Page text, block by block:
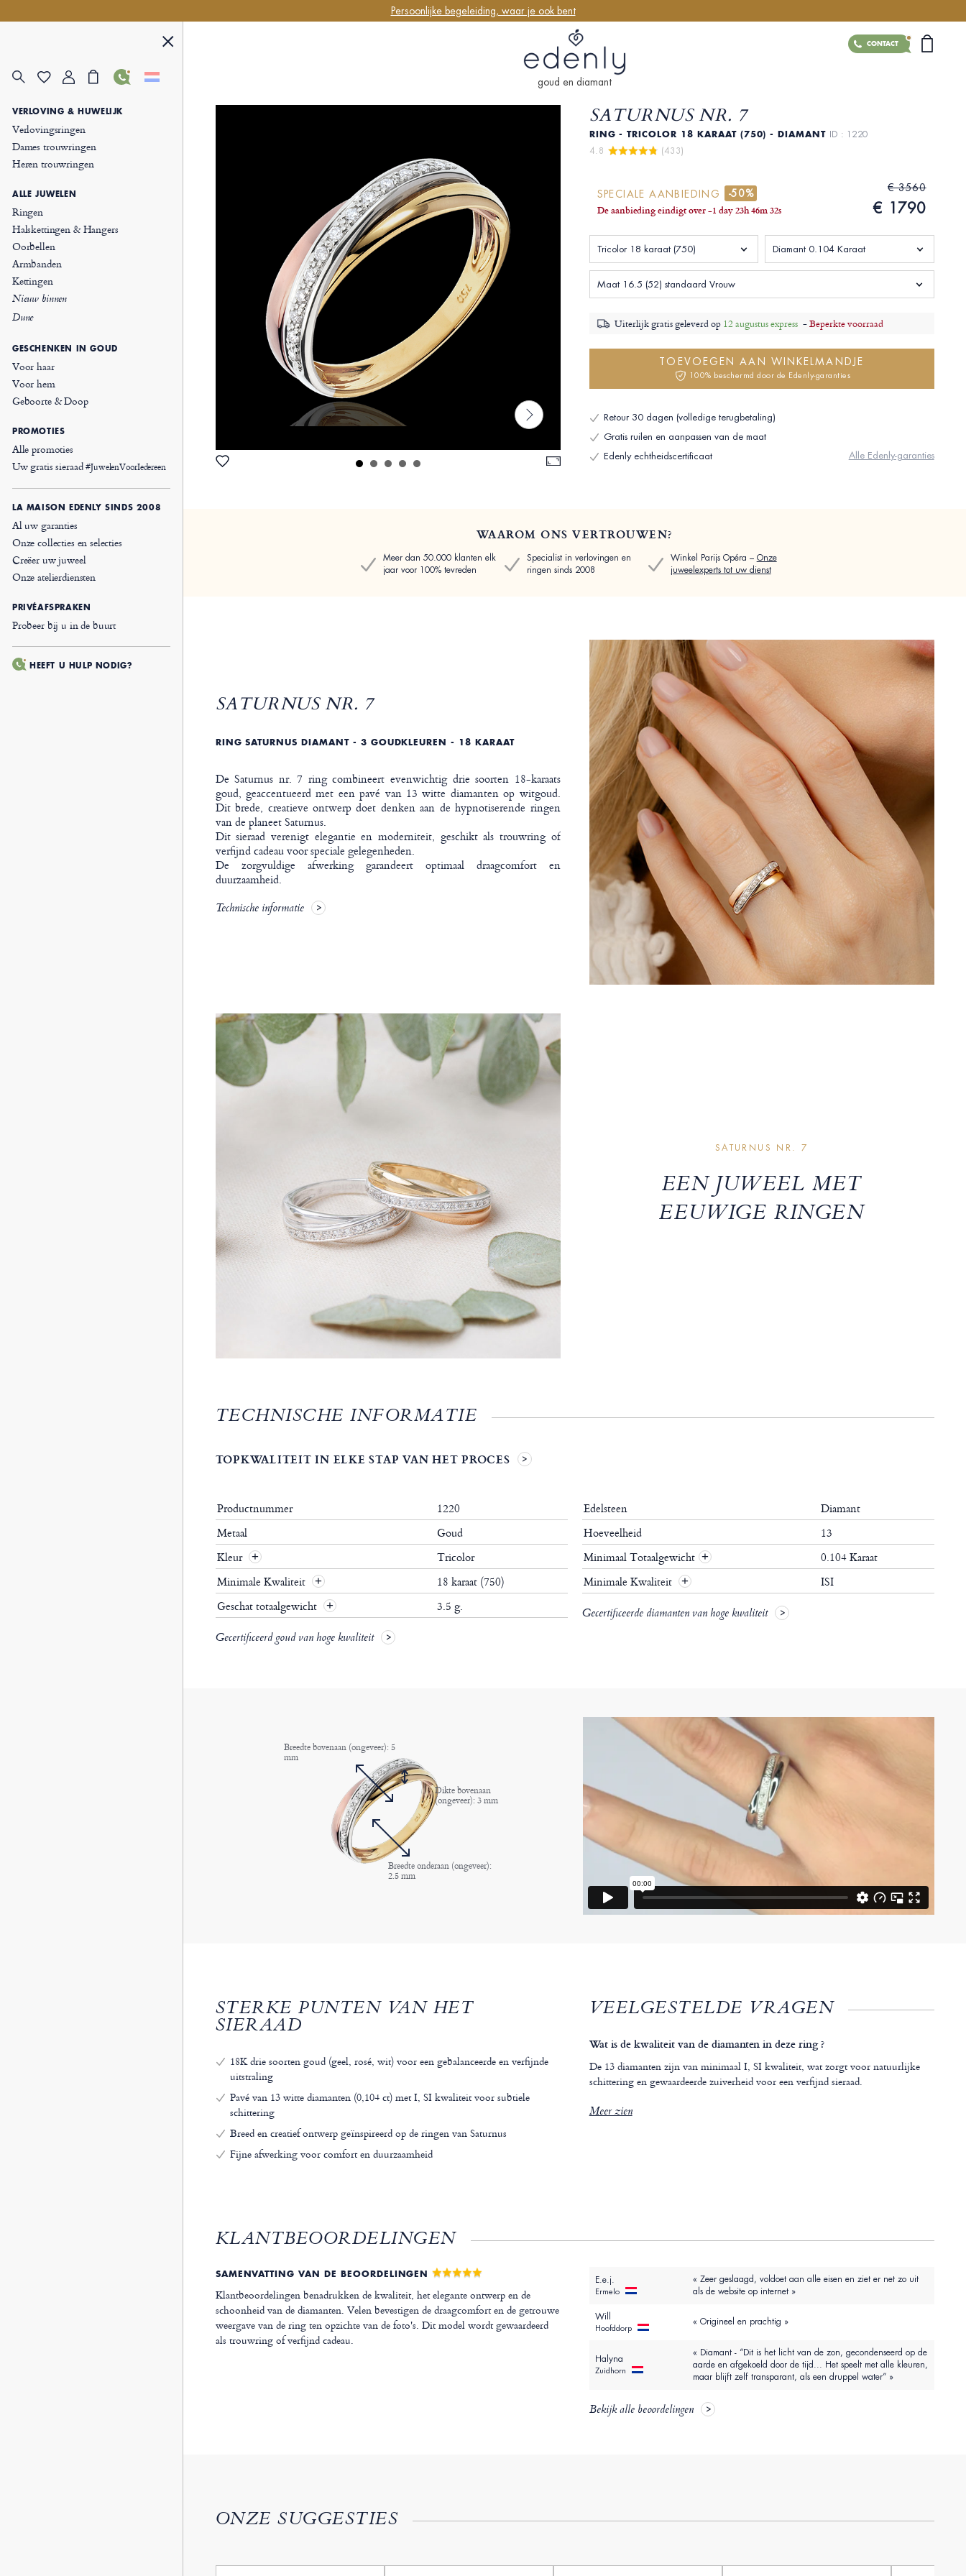
VERLOVING & HUWELIJK
Verlovingsringen
Dames trouwringen
Heren trouwringen
ALLE JUWELEN
Ringen
Halskettingen & Hangers
Oorbellen
Armbanden
Kettingen
Nieuw binnen
Dune
GESCHENKEN IN GOUD
Voor haar
Voor hem
Geboorte & Doop
PROMOTIES
Alle promoties
Uw gratis sieraad#JuwelenVoorIedereen
LA MAISON EDENLY SINDS 2008
Al uw garanties
Onze collecties en selecties
Creëer uw juweel
Onze atelierdiensten
PRIVÉAFSPRAKEN
Probeer bij u in de buurt
HEEFT U HULP NODIG?
Persoonlijke begeleiding, waar je ook bent
CONTACT
goud en diamant
SATURNUS NR. 7
RING - TRICOLOR 18 KARAAT (750) - DIAMANT ID : 1220
4.8
(433)
SPECIALE AANBIEDING
-50%
De aanbieding eindigt over-1 day23h46m31s
€ 3560
€ 1790
Tricolor 18 karaat (750) Diamant 0.104 Karaat
Maat 16.5 (52) standaard Vrouw
Uiterlijk gratis geleverd op 12 augustus express -Beperkte voorraad
TOEVOEGEN AAN WINKELMANDJE
100% beschermd door de Edenly-garanties
Retour 30 dagen (volledige terugbetaling)
Gratis ruilen en aanpassen van de maat
Edenly echtheidscertificaat
Alle Edenly-garanties
WAAROM ONS VERTROUWEN?
Meer dan 50.000 klanten elk
jaar voor 100% tevreden
Specialist in verlovingen en
ringen sinds 2008
Winkel Parijs Opéra – Onze
juweelexperts tot uw dienst
SATURNUS NR. 7
RING SATURNUS DIAMANT - 3 GOUDKLEUREN - 18 KARAAT
De Saturnus nr. 7 ring combineert evenwichtig drie soorten 18-karaats
goud, geaccentueerd met een pavé van 13 witte diamanten op witgoud.
Dit brede, creatieve ontwerp doet denken aan de hypnotiserende ringen
van de planeet Saturnus.
Dit sieraad verenigt elegantie en moderniteit, geschikt als trouwring of
verfijnd cadeau voor speciale gelegenheden.
De zorgvuldige afwerking garandeert optimaal draagcomfort en
duurzaamheid.
Technische informatie
SATURNUS NR. 7
EEN JUWEEL MET
EEUWIGE RINGEN
TECHNISCHE INFORMATIE
TOPKWALITEIT IN ELKE STAP VAN HET PROCES
Productnummer
1220
Metaal
Goud
Kleur
Tricolor
Minimale Kwaliteit
18 karaat (750)
Geschat totaalgewicht
3.5 g.
Gecertificeerd goud van hoge kwaliteit
Edelsteen
Diamant
Hoeveelheid
13
Minimaal Totaalgewicht +
0.104 Karaat
Minimale Kwaliteit
+ ISI
Gecertificeerde diamanten van hoge kwaliteit
Breedte bovenaan (ongeveer): 5
mm
Dikte bovenaan
(ongeveer): 3 mm
Breedte onderaan (ongeveer):
2.5 mm
STERKE PUNTEN VAN HET
SIERAAD
18K drie soorten goud (geel, rosé, wit) voor een gebalanceerde en verfijnde
uitstraling
Pavé van 13 witte diamanten (0,104 ct) met I, SI kwaliteit voor subtiele
schittering
Breed en creatief ontwerp geïnspireerd op de ringen van Saturnus
Fijne afwerking voor comfort en duurzaamheid
VEELGESTELDE VRAGEN
Wat is de kwaliteit van de diamanten in deze ring ?
De 13 diamanten zijn van minimaal I, SI kwaliteit, wat zorgt voor natuurlijke
schittering en gewaardeerde zuiverheid voor een verfijnd sieraad.
Meer zien
KLANTBEOORDELINGEN
SAMENVATTING VAN DE BEOORDELINGEN
Klantbeoordelingen benadrukken de kwaliteit, het elegante ontwerp en de
schoonheid van de diamanten. Velen bevestigen de draagcomfort en de getrouwe
weergave van de ring ten opzichte van de foto's. Dit model wordt gewaardeerd
als trouwring of verfijnd cadeau.
E.e.j.
Ermelo
« Zeer geslaagd, voldoet aan alle eisen en ziet er net zo uit
als de website op internet »
Will
Hoofddorp
« Origineel en prachtig »
Halyna
Zuidhorn
« Diamant - “Dit is het licht van de zon, gecondenseerd op de
aarde en afgekoeld door de tijd... Het speelt met alle kleuren,
maar blijft zelf transparant, als een druppel water” »
Bekijk alle beoordelingen
ONZE SUGGESTIES